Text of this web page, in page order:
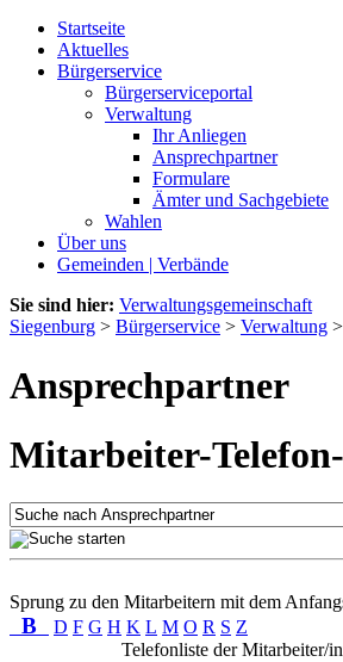
Startseite
Aktuelles
Bürgerservice
Bürgerserviceportal
Verwaltung
Ihr Anliegen
Ansprechpartner
Formulare
Ämter und Sachgebiete
Wahlen
Über uns
Gemeinden | Verbände
Sie sind hier: Verwaltungsgemeinschaft
Siegenburg > Bürgerservice > Verwaltung >
Ansprechpartner
Mitarbeiter-
Sprung zu den Mitarbeitern mit dem
B D F G H K L M O R S Z
Telefonliste der Mitarbeiter/